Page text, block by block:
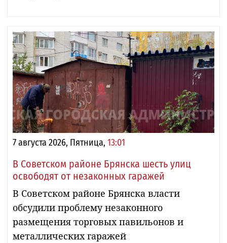
7 августа 2026, Пятница, 13:01
В Советском районе Брянска шесть улиц
освободят от незаконных гаражей
В Советском районе Брянска власти
обсудили проблему незаконного
размещения торговых павильонов и
металлических гаражей